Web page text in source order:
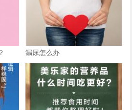
漏尿怎么办